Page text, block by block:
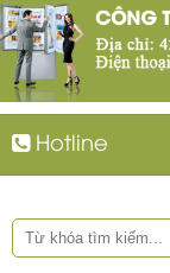
Hotline